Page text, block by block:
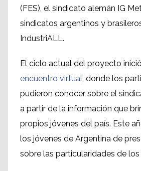
(FES), el sindicato alemán IG
sindicatos argentinos y
IndustriALL.
El ciclo actual del proyecto
encuentro virtual, donde los
pudieron conocer sobre el
a partir de la información que
propios jóvenes del país. Este
los jóvenes de Argentina de
sobre las particularidades de